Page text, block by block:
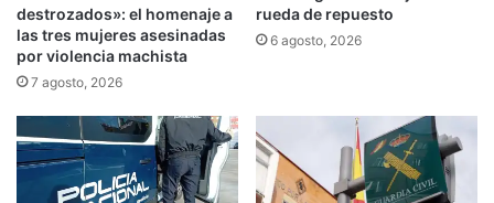
destrozados»: el homenaje a
las tres mujeres asesinadas
por violencia machista
7 agosto, 2026
rueda de repuesto
6 agosto, 2026